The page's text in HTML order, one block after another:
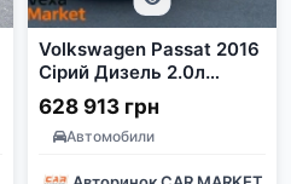
Volkswagen Passat 2016
Сірий Дизель 2.0л
Автомат
628 913 грн
Автомобили